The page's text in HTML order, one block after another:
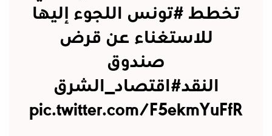
تخطط #تونس اللجوء إليها
للاستغناء عن قرض
صندوق
النقد#اقتصاد_الشرق
pic.twitter.com/F5ekmYuFfR